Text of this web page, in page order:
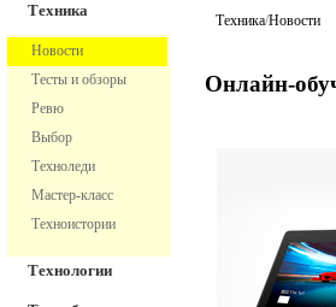
Техника
Новости
Тесты и обзоры
Ревю
Выбор
Техноледи
Мастер-класс
Техноистории
Технологии
Техника/Новости
Онлайн-